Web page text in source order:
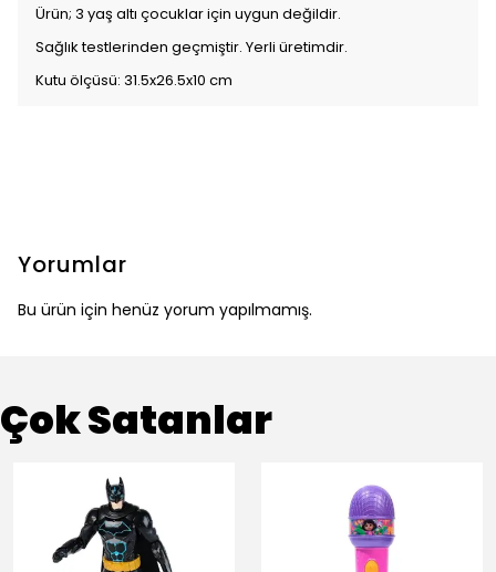
Ürün; 3 yaş altı çocuklar için uygun değildir.
Sağlık testlerinden geçmiştir. Yerli üretimdir.
Kutu ölçüsü: 31.5x26.5x10 cm
Yorumlar
Bu ürün için henüz yorum yapılmamış.
Çok Satanlar